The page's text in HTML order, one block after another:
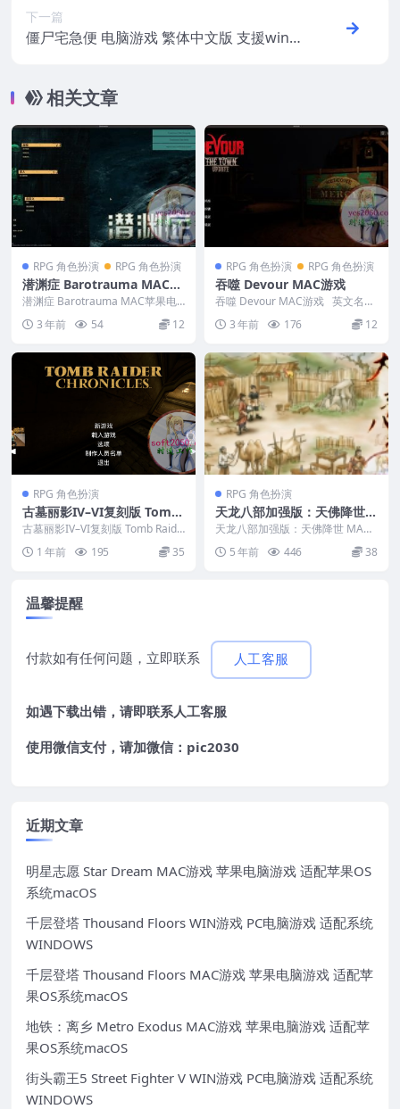
下一篇
僵尸宅急便 电脑游戏 繁体中文版 支援win1
相关文章
RPG 角色扮演 RPG 角色扮演
潜渊症 Barotrauma MAC苹
果电脑游戏 原生中文版 支持
12 13 14
潜渊症 Barotrauma MAC苹果电
脑游戏 原生中文版 支持12 13 1...
3 年前 54 12
RPG 角色扮演 RPG 角色扮演
吞噬 Devour MAC游戏
吞噬 Devour MAC游戏 英文名
3 年前 176 12
RPG 角色扮演
古墓丽影IV–VI复刻版 Tomb
Raider IV-VI Remastered
MAC游戏 苹果电脑游戏 适配
系统macOS 15.0 Sequoia
古墓丽影IV–VI复刻版 Tomb Raide
1 年前 195 35
RPG 角色扮演
天龙八部加强版：天佛降世
MAC游戏 苹果电脑游戏 适配
系统macOS 15.0 Sequoia
天龙八部加强版：天佛降世 MAC
游戏 苹果电脑游戏 适配系统mac
OS 15.0...
5 年前 446 38
温馨提醒
付款如有任何问题，立即联系 人工客服
如遇下载出错，请即联系人工客服
使用微信支付，请加微信：pic2030
近期文章
明星志愿 Star Dream MAC游戏 苹果电脑游戏 适配苹果OS
系统macOS
千层登塔 Thousand Floors WIN游戏 PC电脑游戏 适配系统
WINDOWS
千层登塔 Thousand Floors MAC游戏 苹果电脑游戏 适配苹
果OS系统macOS
地铁：离乡 Metro Exodus MAC游戏 苹果电脑游戏 适配苹
果OS系统macOS
街头霸王5 Street Fighter V WIN游戏 PC电脑游戏 适配系统
WINDOWS